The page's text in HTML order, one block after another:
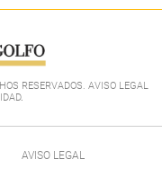
RESERVADOS. AVISO LEGAL
.
AVISO LEGAL